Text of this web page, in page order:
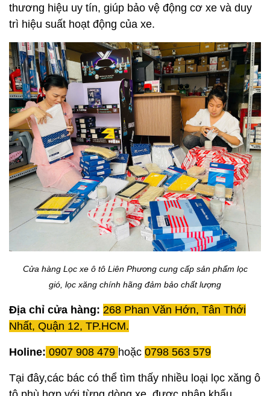
thương hiệu uy tín, giúp bảo vệ động cơ xe và duy
trì hiệu suất hoạt động của xe.
Cửa hàng Lọc xe ô tô Liên Phương cung cấp sản phẩm lọc
gió, lọc xăng chính hãng đảm bảo chất lượng
Địa chỉ cửa hàng: 268 Phan Văn Hớn, Tân Thới
Nhất, Quận 12, TP.HCM.
Holine: 0907 908 479 hoặc 0798 563 579
Tại đây,các bác có thể tìm thấy nhiều loại lọc xăng ô